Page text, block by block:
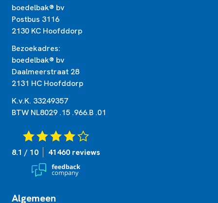
boedelbak® bv
Postbus 3116
2130 KC Hoofddorp
Bezoekadres:
boedelbak® bv
Daalmeerstraat 28
2131 HC Hoofddorp
K.v.K. 33249357
BTW NL8029 .15 .966.B .01
8.1 / 10 41460 reviews
Algemeen